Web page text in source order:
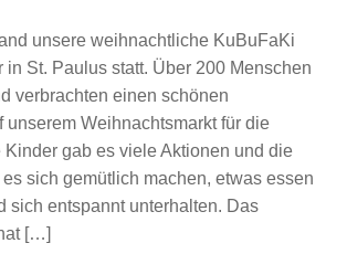
unsere weihnachtliche KuBuFaKi
in St. Paulus statt. Über 200 Menschen
verbrachten einen schönen
unserem Weihnachtsmarkt für die
Kinder gab es viele Aktionen und die
sich gemütlich machen, etwas essen
sich entspannt unterhalten. Das
[…]